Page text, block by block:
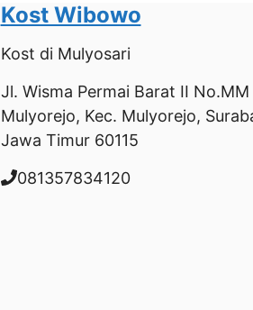
Kost Wibowo
Kost di Mulyosari
Jl. Wisma Permai Barat II No.MM
Mulyorejo, Kec. Mulyorejo,
Jawa Timur 60115
081357834120